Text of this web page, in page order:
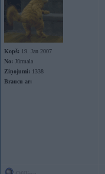
Kopš: 19. Jan 2007
No: Jūrmala
Ziņojumi: 1338
Braucu ar: